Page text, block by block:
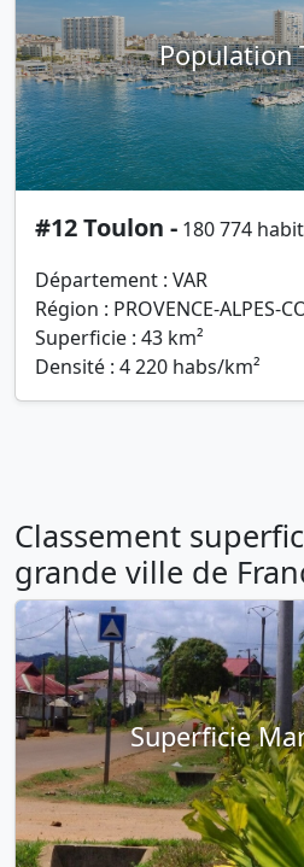
Population
#12 Toulon - 180 774
Département : VAR
Région : PROVENCE-ALPES-
Superficie : 43 km²
Densité : 4 220 habs/km²
Classement
grande ville de
Superficie